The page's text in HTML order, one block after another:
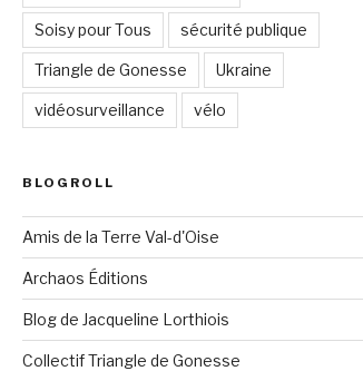
Soisy pour Tous sécurité publique
Triangle de Gonesse Ukraine
vidéosurveillance vélo
BLOGROLL
Amis de la Terre Val-d'Oise
Archaos Éditions
Blog de Jacqueline Lorthiois
Collectif Triangle de Gonesse